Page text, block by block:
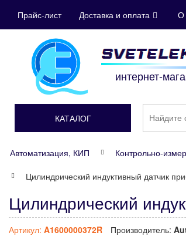
Прайс-лист Доставка и оплата О
интернет-
КАТАЛОГ
Автоматизация, КИП Контрольно-
Цилиндрический индуктивный датчик
Цилиндрический
Артикул: A1600000372R Производитель: